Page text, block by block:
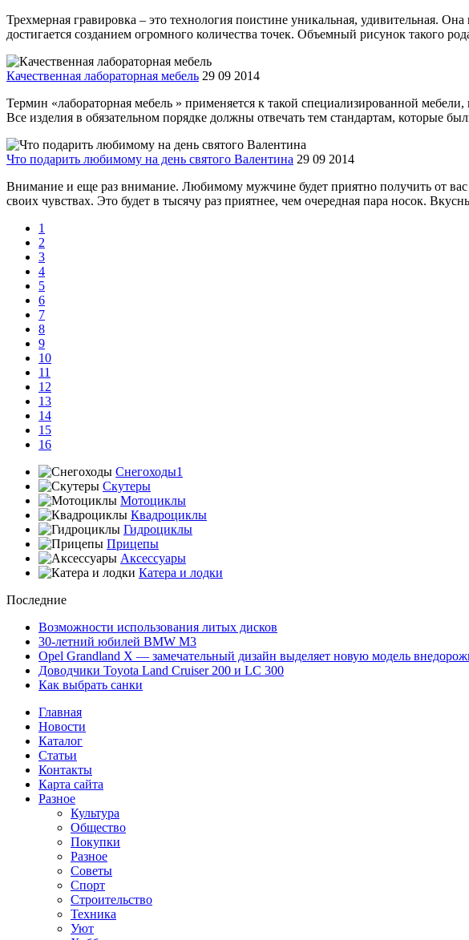
Трехмерная гравировка – это технология поистине уникальная, удивительная.
достигается созданием огромного количества точек. Объемный рисунок такого
Качественная лабораторная мебель 29 09 2014
Термин «лабораторная мебель » применяется к такой специализированной
Все изделия в обязательном порядке должны отвечать тем стандартам, которые
Что подарить любимому на день святого Валентина 29 09 2014
Внимание и еще раз внимание. Любимому мужчине будет приятно получить от
своих чувствах. Это будет в тысячу раз приятнее, чем очередная пара носок.
1
2
3
4
5
6
7
8
9
10
11
12
13
14
15
16
Снегоходы1
Скутеры
Мотоциклы
Квадроциклы
Гидроциклы
Прицепы
Аксессуары
Катера и лодки
Последние
Возможности использования литых дисков
30-летний юбилей BMW M3
Opel Grandland X — замечательный дизайн выделяет новую модель
Доводчики Toyota Land Cruiser 200 и LC 300
Как выбрать санки
Главная
Новости
Каталог
Статьи
Контакты
Карта сайта
Разное
Культура
Общество
Покупки
Разное
Советы
Спорт
Строительство
Техника
Уют